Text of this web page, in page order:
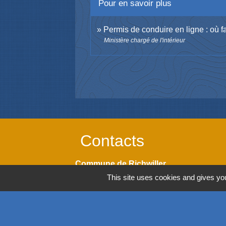
Pour en savoir plus
Permis de conduire en ligne : où
Ministère chargé de l'intérieur
Contacts
Commune de Richwiller
39, rue Principale
This site uses cookies and gives